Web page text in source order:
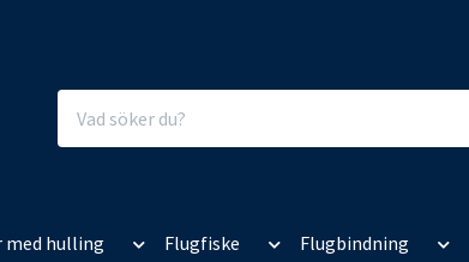
med hulling Flugfiske Flugbindning